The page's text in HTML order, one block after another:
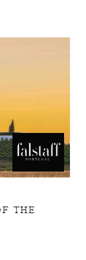
THE